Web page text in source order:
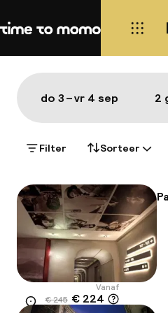
Home
Kaart Napels:
Toon op de kaart:
do 3 – vr 4 sep 2
Filter Sorteer
Locatie
Vanaf
€ 245 € 224